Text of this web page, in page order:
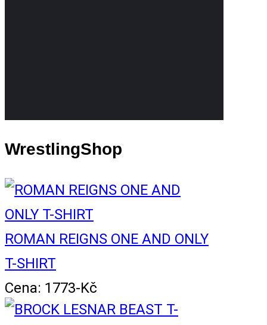
WrestlingShop
ROMAN REIGNS ONE AND ONLY
T-SHIRT
Cena: 1773-Kč